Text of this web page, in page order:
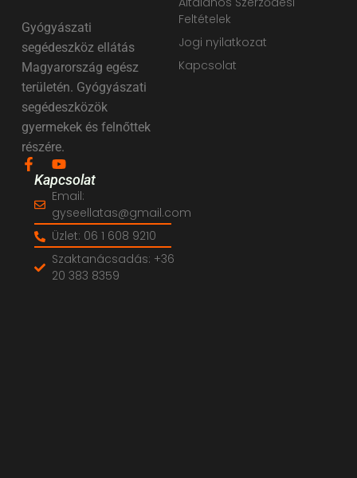
Gyógyászati
segédeszköz ellátás
Magyarország egész
területén. Gyógyászati
segédeszközök
gyermekek és felnőttek
részére.
Feltételek
Jogi nyilatkozat
Kapcsolat
Kapcsolat
Email:
gyseellatas@gmail.com
Üzlet: 06 1 608 9210
Szaktanácsadás: +36
20 383 8359